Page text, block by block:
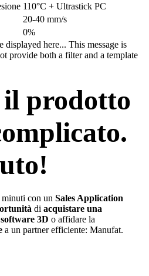
110°C + Ultrastick PC
20-40 mm/s
0%
here... This message is
provide both a filter and a template
il prodotto
minuti con un Sales Application
di acquistare una
3D o affidare la
a un partner efficiente: Manufat.